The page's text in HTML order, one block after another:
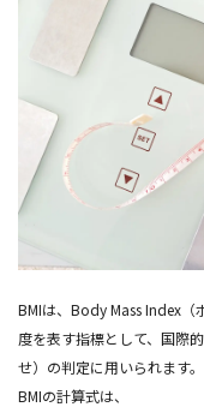
BMIは、Body Mass Index（
度を表す指標として、国際
せ）の判定に用いられます。
BMIの計算式は、